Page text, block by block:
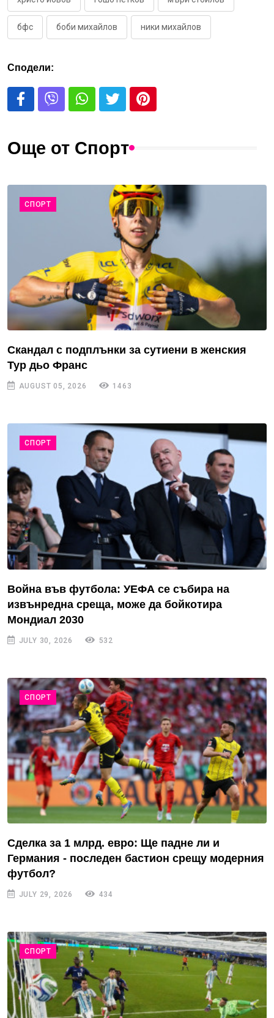
бфс боби михайлов ники михайлов
Сподели:
Още от Спорт
СПОРТ
Скандал с подплънки за сутиени в женския
Тур дьо Франс
AUGUST 05, 2026 1463
СПОРТ
Война във футбола: УЕФА се събира на
извънредна среща, може да бойкотира
Мондиал 2030
JULY 30, 2026 532
СПОРТ
Сделка за 1 млрд. евро: Ще падне ли и
Германия - последен бастион срещу модерния
футбол?
JULY 29, 2026 434
СПОРТ